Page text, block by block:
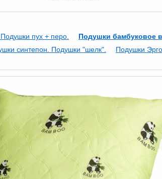
пух + перо.
Подушки бамбуковое
синтепон. Подушки "шелк".
Подушки